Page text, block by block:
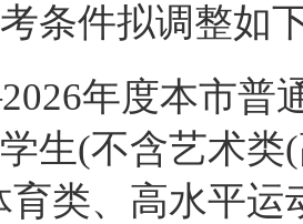
条件拟调整如
年度本市普
生(不含艺术
育类、高水平